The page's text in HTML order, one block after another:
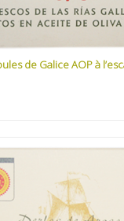
de Galice AOP à